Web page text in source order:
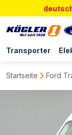
Transporter
Startseite Ford